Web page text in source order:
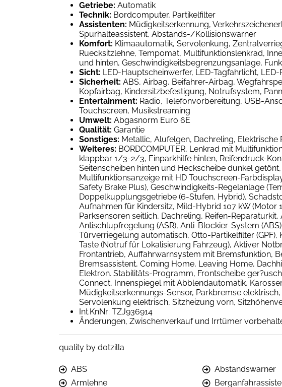
Getriebe: Automatik
Technik: Bordcomputer, Partikelfilter
Assistenten: Müdigkeitserkennung,
Spurhalteassistent, Abstands-/Kollisionswarner
Komfort: Klimaautomatik, Servolenkung,
Ruecksitzlehne, Tempomat, Multifunktionslenkrad,
und hinten, Geschwindigkeitsbegrenzungsanlage,
Sicht: LED-Hauptscheinwerfer, LED-Tagfahrlicht,
Sicherheit: ABS, Airbag, Beifahrer-Airbag,
Kopfairbag, Kindersitzbefestigung, Notrufsystem,
Entertainment: Radio, Telefonvorbereitung, USB-
Touchscreen, Musikstreaming
Umwelt: Abgasnorm Euro 6E
Qualität: Garantie
Sonstiges: Metallic, Alufelgen, Dachreling, Elektrische
Weiteres: BORDCOMPUTER, Lenkrad mit
klappbar 1/3-2/3, Einparkhilfe hinten, Reifendruck-
Seitenscheiben hinten und Heckscheibe dunkel
Multifunktionsanzeige mit HD Touchscreen-
Safety Brake Plus), Geschwindigkeits-Regelanlage
Doppelkupplungsgetriebe (6-Stufen, Hybrid),
Aufnahmen für Kindersitz, Mild-Hybrid 107 kW (Motor
Parksensoren seitlich, Dachreling, Reifen-
Antischlupfregelung (ASR), Anti-Blockier-System
Türverriegelung automatisch, Otto-Partikelfilter
Taste (Notruf für Lokalisierung Fahrzeug), Aktiver
Frontantrieb, Auffahrwarnsystem mit Bremsfunktion,
Bremsassistent, Coming Home, Leaving Home,
Elektron. Stabilitäts-Programm, Frontscheibe
Connect, Innenspiegel mit Abblendautomatik,
Müdigkeitserkennungs-Sensor, Parkbremse
Servolenkung elektrisch, Sitzheizung vorn,
Int.KnNr: TZJ936914
Änderungen, Zwischenverkauf und Irrtümer
quality by dotzilla
ABS Abstandswarner
Armlehne